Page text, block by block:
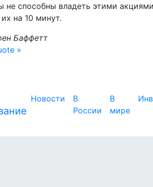
не способны владеть этими
на 10 минут.
Баффетт
»
Новости
В
России
В
мире